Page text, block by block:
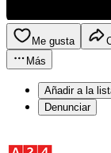
Me gusta
Más
Añadir a la
Denunciar